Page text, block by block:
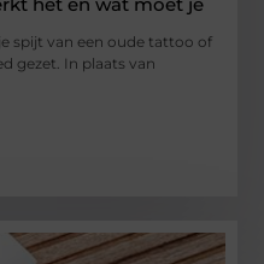
spijt van een oude tattoo of
gezet. In plaats van